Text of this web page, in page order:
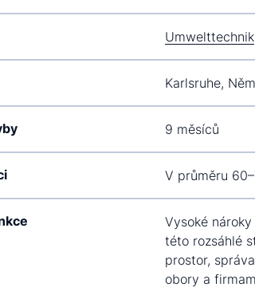
Umwelttechnik
Karlsruhe,
9 měsíců
V průměru
Vysoké
této rozsáhlé
prostor,
obory a